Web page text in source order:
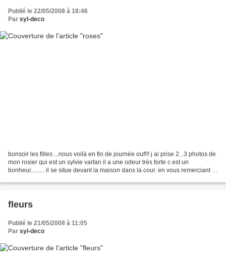
Publié le 22/05/2008 à 18:46
Par syl-deco
bonsoir les filles ...nous voilà en fin de journée ouf!!! j ai prise 2...3 photos de
mon rosier qui est un sylvie vartan il a une odeur très forte c est un
bonheur......... il se situe devant la maison dans la cour. en vous remerciant d
fleurs
Publié le 21/05/2008 à 11:05
Par syl-deco